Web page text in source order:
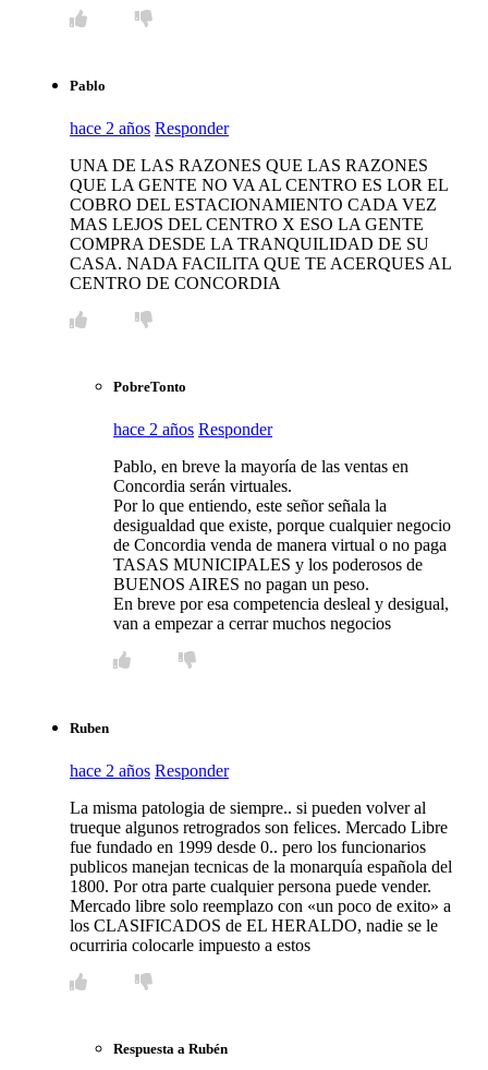
Pablo
hace 2 años Responder
UNA DE LAS RAZONES QUE LAS RAZONES
QUE LA GENTE NO VA AL CENTRO ES LOR EL
COBRO DEL ESTACIONAMIENTO CADA VEZ
MAS LEJOS DEL CENTRO X ESO LA GENTE
COMPRA DESDE LA TRANQUILIDAD DE SU
CASA. NADA FACILITA QUE TE ACERQUES AL
CENTRO DE CONCORDIA
PobreTonto
hace 2 años Responder
Pablo, en breve la mayoría de las ventas en
Concordia serán virtuales.
Por lo que entiendo, este señor señala la
desigualdad que existe, porque cualquier negocio
de Concordia venda de manera virtual o no paga
TASAS MUNICIPALES y los poderosos de
BUENOS AIRES no pagan un peso.
En breve por esa competencia desleal y desigual,
van a empezar a cerrar muchos negocios
Ruben
hace 2 años Responder
La misma patologia de siempre.. si pueden volver al
trueque algunos retrogrados son felices. Mercado Libre
fue fundado en 1999 desde 0.. pero los funcionarios
publicos manejan tecnicas de la monarquía española del
1800. Por otra parte cualquier persona puede vender.
Mercado libre solo reemplazo con «un poco de exito» a
los CLASIFICADOS de EL HERALDO, nadie se le
ocurriria colocarle impuesto a estos
Respuesta a Rubén